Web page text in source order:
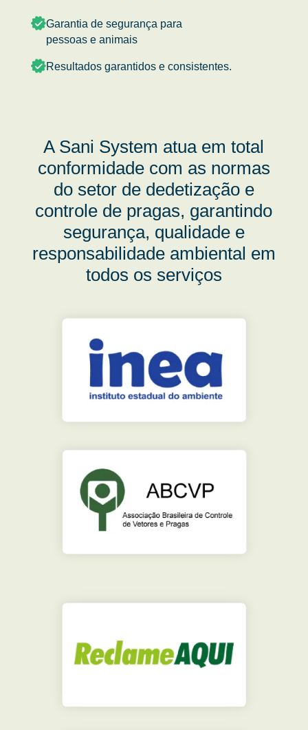
Garantia de segurança para
pessoas e animais
Resultados garantidos e consistentes.
A Sani System atua em total
conformidade com as normas
do setor de dedetização e
controle de pragas, garantindo
segurança, qualidade e
responsabilidade ambiental em
todos os serviços